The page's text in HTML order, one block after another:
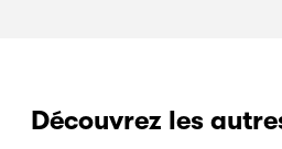
Découvrez les